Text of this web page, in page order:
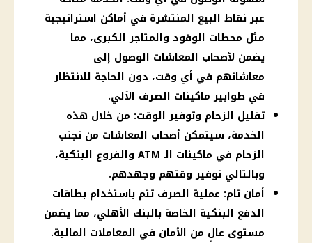
عبر نقاط البيع المنتشرة في أماكن استراتيجية
مثل محطات الوقود والمتاجر الكبرى، مما
يضمن لأصحاب المعاشات الوصول إلى
معاشاتهم في أي وقت، دون الحاجة للانتظار
في طوابير ماكينات الصرف الآلي.
تقليل الزحام وتوفير الوقت: من خلال هذه
الخدمة، سيتمكن أصحاب المعاشات من تجنب
الزحام في ماكينات الـ ATM والفروع البنكية،
وبالتالي توفير وقتهم وجهدهم.
أمان تام: عملية الصرف تتم باستخدام بطاقات
الدفع البنكية الخاصة بالبنك الأهلي، مما يضمن
مستوى عالٍ من الأمان في المعاملات المالية.